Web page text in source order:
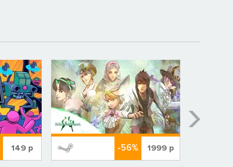
149 р -56% 1999 р